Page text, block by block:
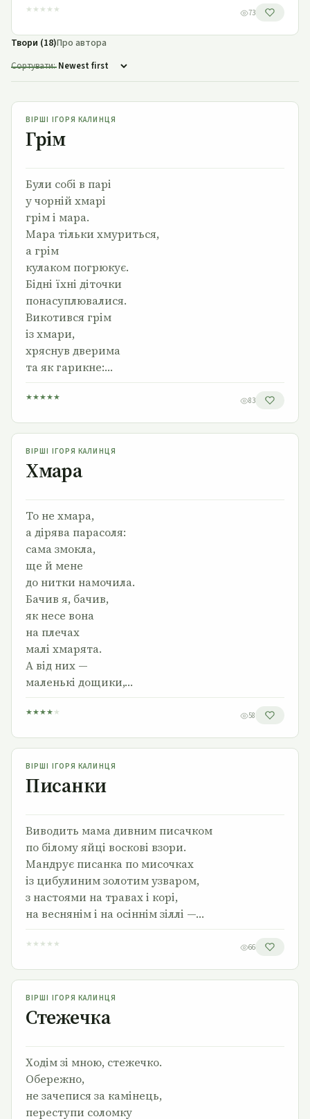
★ ★ ★ ★ ★ 73
Твори (18)Про автора
Сортувати:
Грім
ВІРШІ ІГОРЯ КАЛИНЦЯ
Грім
Були собі в парі
у чорній хмарі
грім і мара.
Мара тільки хмуриться,
а грім
кулаком погрюкує.
Бідні їхні діточки
понасуплювалися.
Викотився грім
із хмари,
хряснув дверима
та як гарикне:…
★★★★★ 83
Хмара
ВІРШІ ІГОРЯ КАЛИНЦЯ
Хмара
То не хмара,
а дірява парасоля:
сама змокла,
ще й мене
до нитки намочила.
Бачив я, бачив,
як несе вона
на плечах
малі хмарята.
А від них —
маленькі дощики,…
★★★★ ★ 58
Писанки
ВІРШІ ІГОРЯ КАЛИНЦЯ
Писанки
Виводить мама дивним писачком
по бiлому яйцi восковi взори.
Мандрує писанка по мисочках
iз цибулиним золотим узваром,
з настоями на травах i корi,
на веснянiм i на осiннiм зiллi —…
★ ★ ★ ★ ★ 66
Стежечка
ВІРШІ ІГОРЯ КАЛИНЦЯ
Стежечка
Ходім зі мною, стежечко.
Обережно,
не зачепися за камінець,
переступи соломку